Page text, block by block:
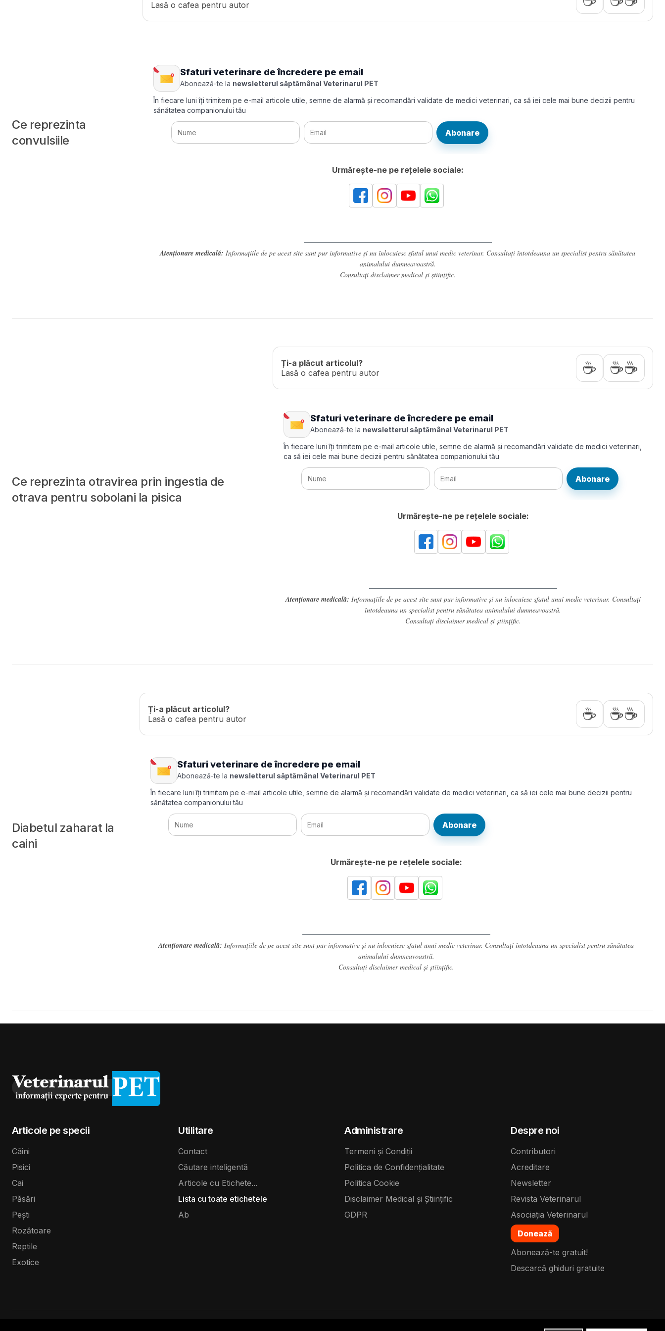
Ce reprezinta
convulsiile
Lasă o cafea pentru autor
Sfaturi veterinare de încredere pe email
Abonează-te la newsletterul săptămânal Veterinarul PET
În fiecare luni îți trimitem pe e-mail articole utile, semne de alarmă și recomandări validate de medici veterinari, ca să iei cele mai bune decizii pentru
sănătatea companionului tău
Abonare
Urmărește-ne pe rețelele sociale:
Atenționare medicală: Informațiile de pe acest site sunt pur informative și nu înlocuiesc sfatul unui medic veterinar. Consultați întotdeauna un specialist pentru sănătatea
animalului dumneavoastră.
Consultați disclaimer medical și științific.
Ce reprezinta otravirea prin ingestia de
otrava pentru sobolani la pisica
Ți-a plăcut articolul?
Lasă o cafea pentru autor
☕ ☕☕
Sfaturi veterinare de încredere pe email
Abonează-te la newsletterul săptămânal Veterinarul PET
În fiecare luni îți trimitem pe e-mail articole utile, semne de alarmă și recomandări validate de medici veterinari,
ca să iei cele mai bune decizii pentru sănătatea companionului tău
Abonare
Urmărește-ne pe rețelele sociale:
Atenționare medicală: Informațiile de pe acest site sunt pur informative și nu înlocuiesc sfatul unui medic veterinar. Consultați
întotdeauna un specialist pentru sănătatea animalului dumneavoastră.
Consultați disclaimer medical și științific.
Diabetul zaharat la
caini
Ți-a plăcut articolul?
Lasă o cafea pentru autor
☕ ☕☕
Sfaturi veterinare de încredere pe email
Abonează-te la newsletterul săptămânal Veterinarul PET
În fiecare luni îți trimitem pe e-mail articole utile, semne de alarmă și recomandări validate de medici veterinari, ca să iei cele mai bune decizii pentru
sănătatea companionului tău
Abonare
Urmărește-ne pe rețelele sociale:
Atenționare medicală: Informațiile de pe acest site sunt pur informative și nu înlocuiesc sfatul unui medic veterinar. Consultați întotdeauna un specialist pentru sănătatea
animalului dumneavoastră.
Consultați disclaimer medical și științific.
Articole pe specii
Câini
Pisici
Cai
Păsări
Pești
Rozătoare
Reptile
Exotice
Utilitare
Contact
Căutare inteligentă
Articole cu Etichete...
Lista cu toate etichetele
Ab
Administrare
Termeni și Condiții
Politica de Confidențialitate
Politica Cookie
Disclaimer Medical și Științific
GDPR
Despre noi
Contributori
Acreditare
Newsletter
Revista Veterinarul
Asociația Veterinarul
Donează
Abonează-te gratuit!
Descarcă ghiduri gratuite